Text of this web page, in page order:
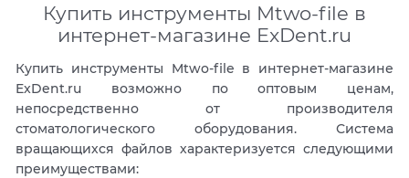
Купить инструменты Mtwo-file в
интернет-магазине ExDent.ru
Купить инструменты Mtwo-file в интернет-магазине
ExDent.ru возможно по оптовым ценам,
непосредственно от производителя
стоматологического оборудования. Система
вращающихся файлов характеризуется следующими
преимуществами: